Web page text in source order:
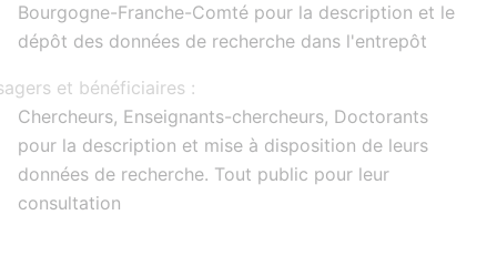
Bourgogne-Franche-Comté pour la description et le
dépôt des données de recherche dans l'entrepôt
et bénéficiaires :
Chercheurs, Enseignants-chercheurs, Doctorants
pour la description et mise à disposition de leurs
données de recherche. Tout public pour leur
consultation